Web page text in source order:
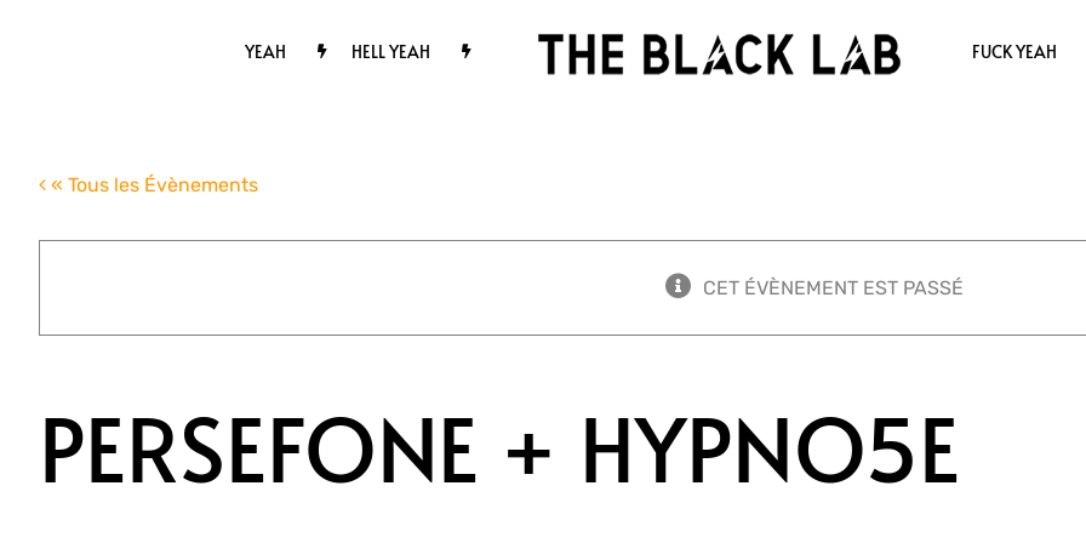
YEAH HELL YEAH FUCK YEAH
« Tous les Évènements
CET ÉVÈNEMENT EST PASSÉ
PERSEFONE + HYPNO5E